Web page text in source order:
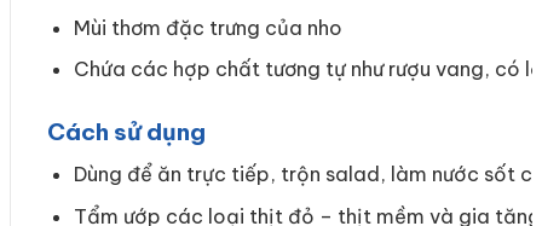
Mùi thơm đặc trưng của nho
Chứa các hợp chất tương tự như rượu vang, có
Cách sử dụng
Dùng để ăn trực tiếp, trộn salad, làm nước sốt
Tẩm ướp các loại thịt đỏ – thịt mềm và gia tăng